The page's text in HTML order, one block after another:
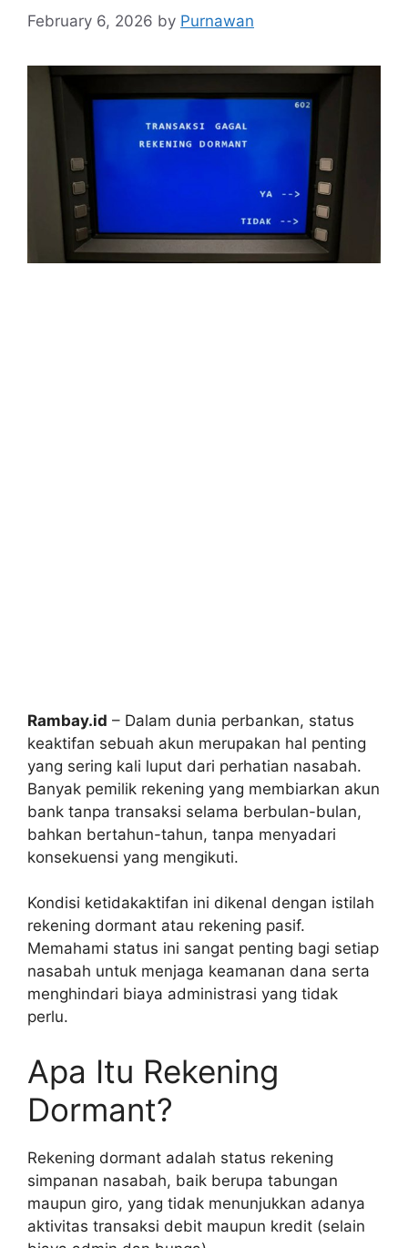
February 6, 2026 by Purnawan
Rambay.id – Dalam dunia perbankan, status
keaktifan sebuah akun merupakan hal penting
yang sering kali luput dari perhatian nasabah.
Banyak pemilik rekening yang membiarkan akun
bank tanpa transaksi selama berbulan-bulan,
bahkan bertahun-tahun, tanpa menyadari
konsekuensi yang mengikuti.
Kondisi ketidakaktifan ini dikenal dengan istilah
rekening dormant atau rekening pasif.
Memahami status ini sangat penting bagi setiap
nasabah untuk menjaga keamanan dana serta
menghindari biaya administrasi yang tidak
perlu.
Apa Itu Rekening
Dormant?
Rekening dormant adalah status rekening
simpanan nasabah, baik berupa tabungan
maupun giro, yang tidak menunjukkan adanya
aktivitas transaksi debit maupun kredit (selain